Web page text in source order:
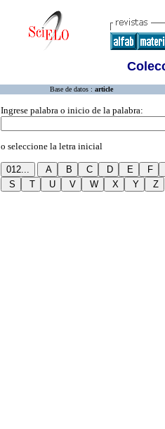
Base de datos : article
Ingrese palabra o inicio de la palabra:
o seleccione la letra inicial